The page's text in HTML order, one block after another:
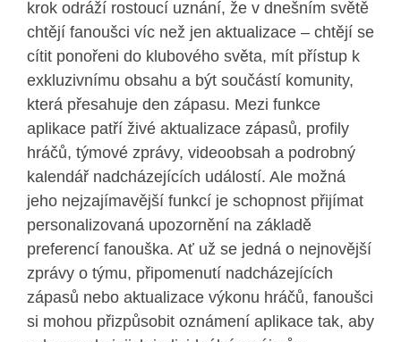
krok odráží rostoucí uznání, že v dnešním světě
chtějí fanoušci víc než jen aktualizace – chtějí se
cítit ponořeni do klubového světa, mít přístup k
exkluzivnímu obsahu a být součástí komunity,
která přesahuje den zápasu. Mezi funkce
aplikace patří živé aktualizace zápasů, profily
hráčů, týmové zprávy, videoobsah a podrobný
kalendář nadcházejících událostí. Ale možná
jeho nejzajímavější funkcí je schopnost přijímat
personalizovaná upozornění na základě
preferencí fanouška. Ať už se jedná o nejnovější
zprávy o týmu, připomenutí nadcházejících
zápasů nebo aktualizace výkonu hráčů, fanoušci
si mohou přizpůsobit oznámení aplikace tak, aby